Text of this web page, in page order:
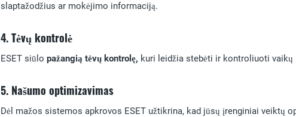
slaptažodžius ar mokėjimo informaciją.
4. Tėvų kontrolė
ESET siūlo pažangią tėvų kontrolę, kuri leidžia stebėti ir kontroliuoti
5. Našumo optimizavimas
Dėl mažos sistemos apkrovos ESET užtikrina, kad jūsų įrenginiai veiktų